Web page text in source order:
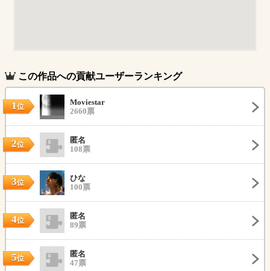
この作品への貢献ユーザーランキング
1位
Moviestar
2660票
2位
匿名
108票
3位
ひな
100票
4位
匿名
89票
5位
匿名
47票